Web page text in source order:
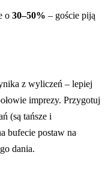
o 30–50% – goście piją
z wyliczeń – lepiej
imprezy. Przygotuj
(są tańsze i
bufecie postaw na
dania.